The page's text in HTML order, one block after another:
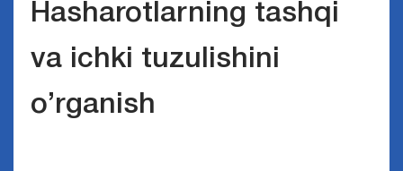
Hasharotlarning tashqi
va ichki tuzulishini
o’rganish